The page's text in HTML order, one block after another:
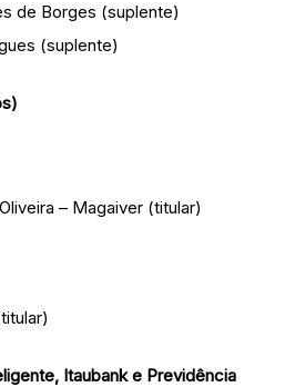
de Borges (suplente)
(suplente)
– Magaiver (titular)
Itaubank e Previdência